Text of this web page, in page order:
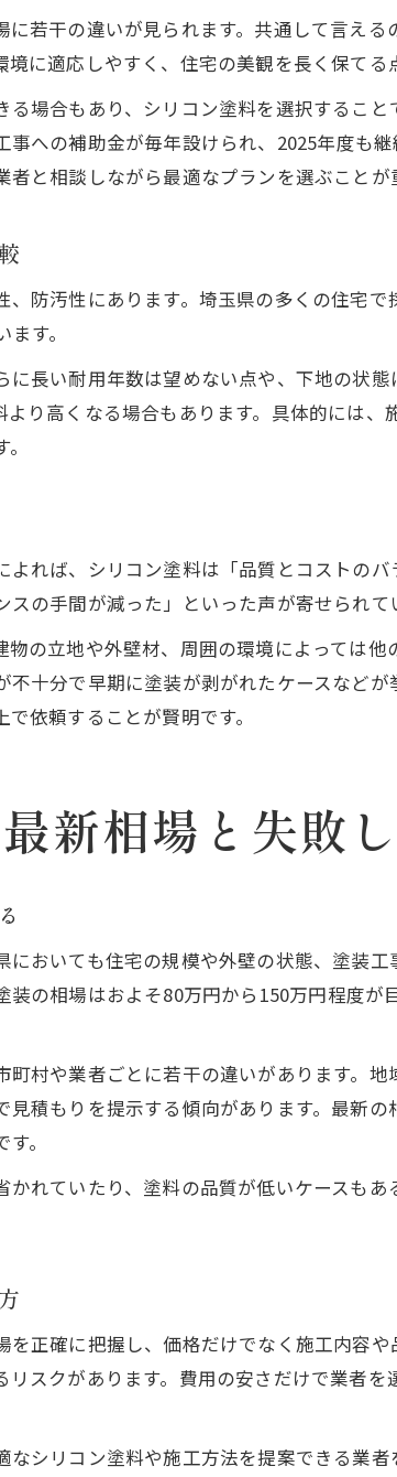
外壁塗装の補助金情報と賢い活用方法
シリコン外壁塗装で補助金を最大限活用
補助金対象となる外壁塗装の条件を解説
外壁塗装の費用を抑える補助金申請の注意
外壁塗装と補助金で得するための実践ポイ
シリコン外壁塗装の防汚・防水効果を引き
外壁塗装の劣化要因とシリコン塗料の強み
外壁塗装で長く美観を保つシリコンの秘訣
劣化が進む前に外壁塗装で対策するポイン
若干の違いが見られます。共通して言え
に適応しやすく、住宅の美観を長く保てる
場合もあり、シリコン塗料を選択すること
への補助金が毎年設けられ、2025年度も
と相談しながら最適なプランを選ぶことが
防汚性にあります。埼玉県の多くの住宅
す。
長い耐用年数は望めない点や、下地の状
り高くなる場合もあります。具体的には、
れば、シリコン塗料は「品質とコストの
の手間が減った」といった声が寄せられて
の立地や外壁材、周囲の環境によっては
十分で早期に塗装が剥がれたケースなど
依頼することが賢明です。
新相場と失敗
おいても住宅の規模や外壁の状態、塗装
の相場はおよそ80万円から150万円程度
村や業者ごとに若干の違いがあります。
積もりを提示する傾向があります。最新
。
れていたり、塗料の品質が低いケースも
正確に把握し、価格だけでなく施工内容
スクがあります。費用の安さだけで業者
シリコン塗料や施工方法を提案できる業
お気軽にお問い合わせください
お気軽にお問い合わせください